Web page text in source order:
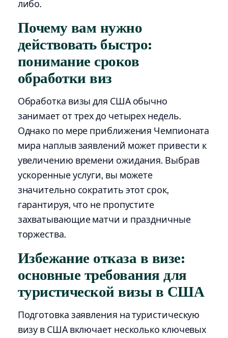
либо.
Почему вам нужно
действовать быстро:
понимание сроков
обработки виз
Обработка визы для США обычно
занимает от трех до четырех недель.
Однако по мере приближения Чемпионата
мира наплыв заявлений может привести к
увеличению времени ожидания. Выбрав
ускоренные услуги, вы можете
значительно сократить этот срок,
гарантируя, что не пропустите
захватывающие матчи и праздничные
торжества.
Избежание отказа в визе:
основные требования для
туристической визы в США
Подготовка заявления на туристическую
визу в США включает несколько ключевых